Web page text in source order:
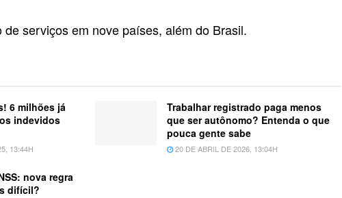
serviços em nove países, além do Brasil.
6 milhões já
indevidos
13:44H
Trabalhar registrado paga menos
que ser autônomo? Entenda o que
pouca gente sabe
20 DE ABRIL DE 2026, 13:04H
nova regra
difícil?